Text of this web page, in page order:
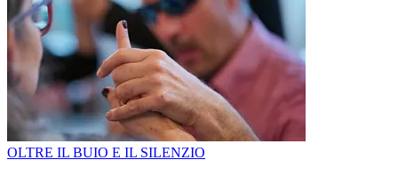
OLTRE IL BUIO E IL SILENZIO